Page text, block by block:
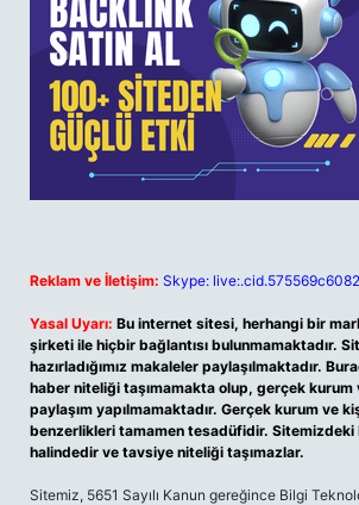
Reklam ve İletişim: Skype:
Yasal Uyarı: Bu internet sitesi, herhangi bir
şirketi ile hiçbir bağlantısı bulunmamaktadır.
hazırladığımız makaleler paylaşılmaktadır.
haber niteliği taşımamakta olup, gerçek kurum
paylaşım yapılmamaktadır. Gerçek kurum ve
benzerlikleri tamamen tesadüfidir.
halindedir ve tavsiye niteliği taşımazlar.
Sitemiz, 5651 Sayılı Kanun gereğince Bilgi